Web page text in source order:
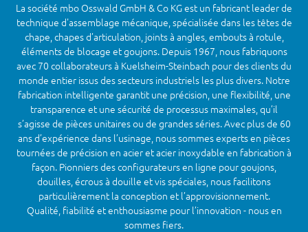
La société mbo Osswald GmbH & Co KG est un fabricant leader de
technique d'assemblage mécanique, spécialisée dans les têtes de
chape, chapes d’articulation, joints à angles, embouts à rotule,
éléments de blocage et goujons. Depuis 1967, nous fabriquons
avec 70 collaborateurs à Kuelsheim-Steinbach pour des clients du
monde entier issus des secteurs industriels les plus divers. Notre
fabrication intelligente garantit une précision, une flexibilité, une
transparence et une sécurité de processus maximales, qu’il
s’agisse de pièces unitaires ou de grandes séries. Avec plus de 60
ans d’expérience dans l’usinage, nous sommes experts en pièces
tournées de précision en acier et acier inoxydable en fabrication à
façon. Pionniers des configurateurs en ligne pour goujons,
douilles, écrous à douille et vis spéciales, nous facilitons
particulièrement la conception et l’approvisionnement.
Qualité, fiabilité et enthousiasme pour l’innovation - nous en
sommes fiers.